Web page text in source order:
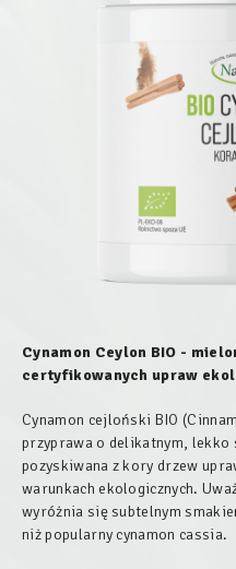
Cynamon Ceylon BIO -
certyfikowanych upraw
Cynamon cejloński BIO
przyprawa o delikatnym, lekko
pozyskiwana z kory drzew
warunkach ekologicznych.
wyróżnia się subtelnym
niż popularny cynamon cassia.